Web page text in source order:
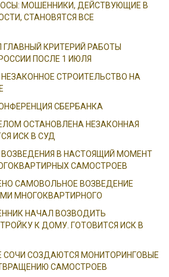
МОШЕННИКИ, ДЕЙСТВУЮЩИЕ В
СТАНОВЯТСЯ ВСЕ
КРИТЕРИЙ РАБОТЫ
ПОСЛЕ 1 ИЮЛЯ
НЕЗАКОННОЕ СТРОИТЕЛЬСТВО НА
СБЕРБАНКА
ОСТАНОВЛЕНА НЕЗАКОННАЯ
ИСК В СУД
ВОЗВЕДЕНИЯ В НАСТОЯЩИЙ МОМЕНТ
САМОСТРОЕВ
САМОВОЛЬНОЕ ВОЗВЕДЕНИЕ
МНОГОКВАРТИРНОГО
НАЧАЛ ВОЗВОДИТЬ
К ДОМУ. ГОТОВИТСЯ ИСК В
СОЗДАЮТСЯ МОНИТОРИНГОВЫЕ
САМОСТРОЕВ